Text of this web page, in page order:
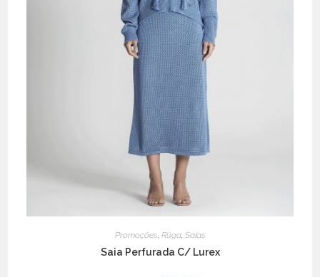
Promoções, Rüga, Saias
Saia Perfurada C/ Lurex